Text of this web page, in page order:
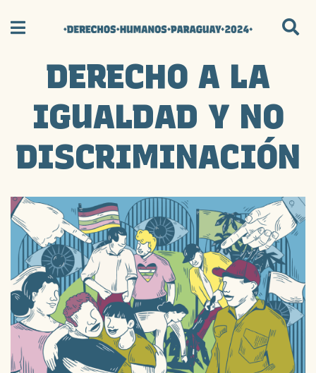
DERECHO A LA
IGUALDAD Y NO
DISCRIMINACIÓN